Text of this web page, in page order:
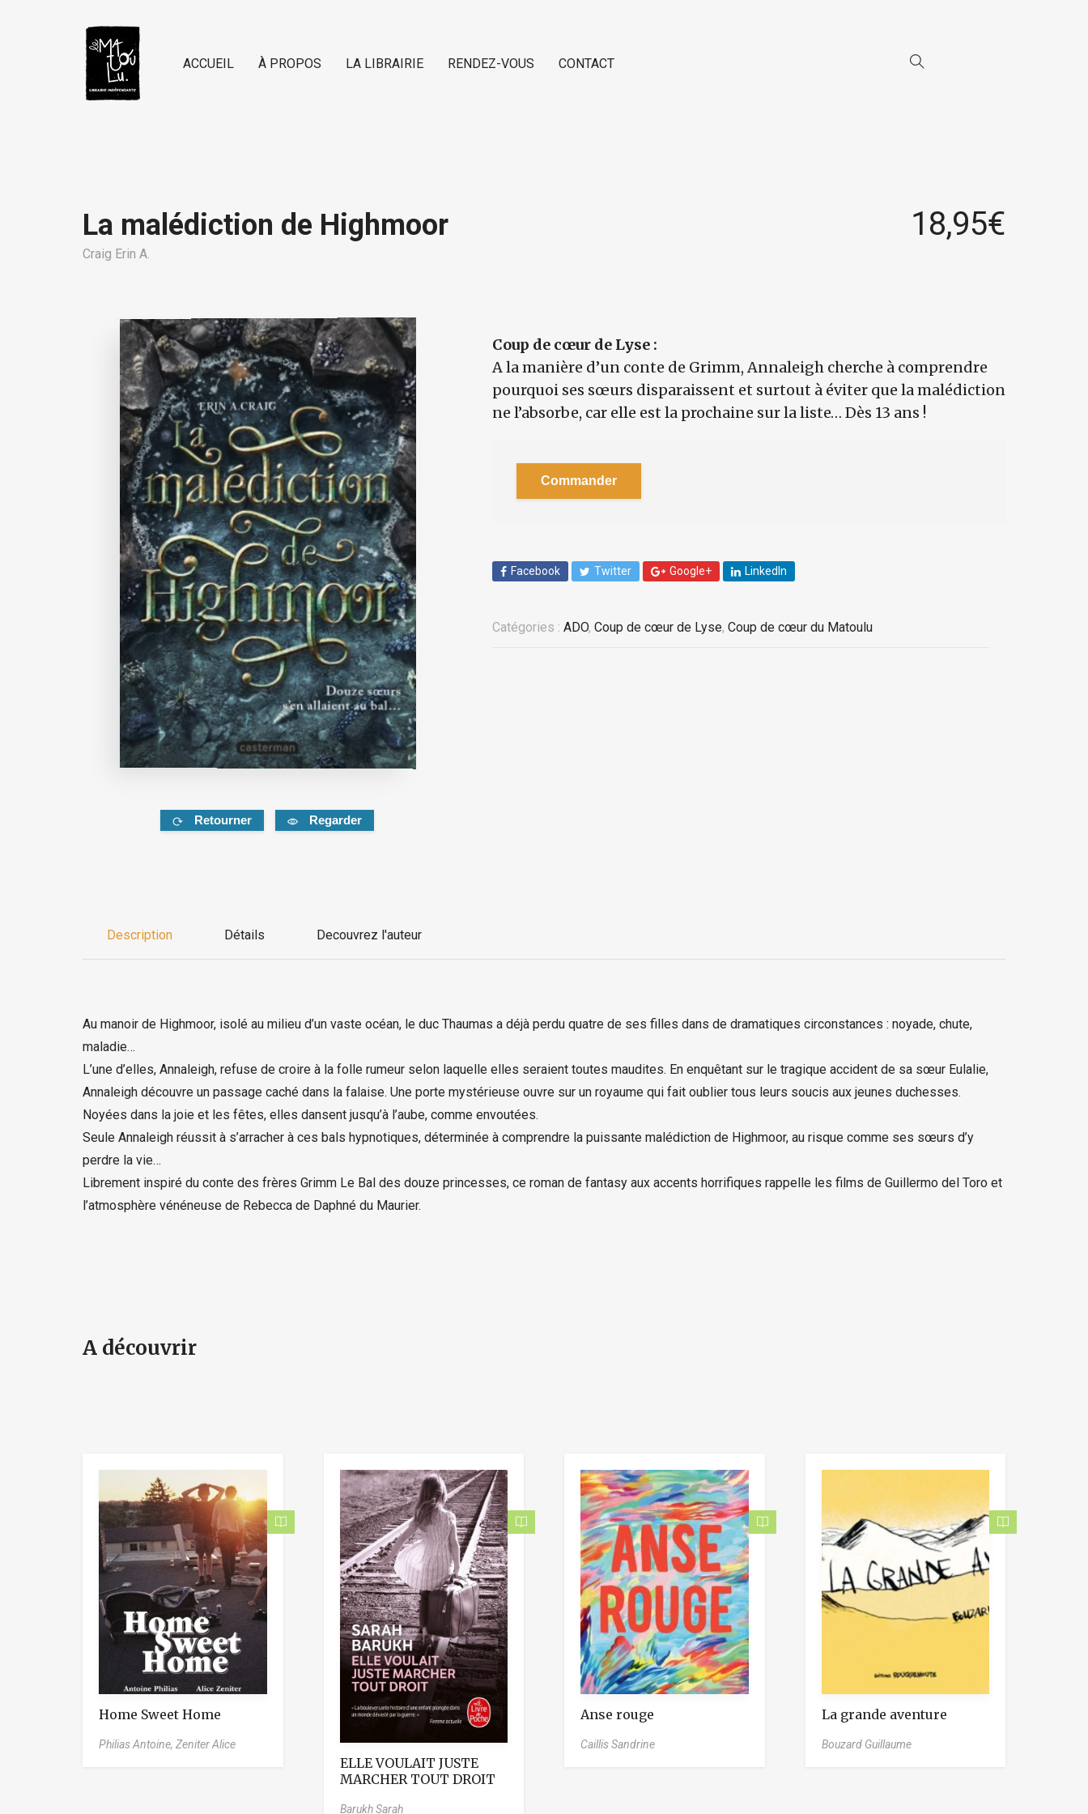
ACCUEIL À PROPOS LA LIBRAIRIE RENDEZ-VOUS CONTACT
La malédiction de Highmoor
Craig Erin A.
18,95€
Retourner Regarder
Coup de cœur de Lyse :
A la manière d’un conte de Grimm, Annaleigh cherche à comprendre
pourquoi ses sœurs disparaissent et surtout à éviter que la malédiction
ne l’absorbe, car elle est la prochaine sur la liste… Dès 13 ans !
Commander
Facebook Twitter Google+ LinkedIn
Catégories : ADO, Coup de cœur de Lyse, Coup de cœur du Matoulu
Description Détails Decouvrez l'auteur
Au manoir de Highmoor, isolé au milieu d’un vaste océan, le duc Thaumas a déjà perdu quatre de ses filles dans de dramatiques circonstances : noyade, chute,
maladie…
L’une d’elles, Annaleigh, refuse de croire à la folle rumeur selon laquelle elles seraient toutes maudites. En enquêtant sur le tragique accident de sa sœur Eulalie,
Annaleigh découvre un passage caché dans la falaise. Une porte mystérieuse ouvre sur un royaume qui fait oublier tous leurs soucis aux jeunes duchesses.
Noyées dans la joie et les fêtes, elles dansent jusqu’à l’aube, comme envoutées.
Seule Annaleigh réussit à s’arracher à ces bals hypnotiques, déterminée à comprendre la puissante malédiction de Highmoor, au risque comme ses sœurs d’y
perdre la vie…
Librement inspiré du conte des frères Grimm Le Bal des douze princesses, ce roman de fantasy aux accents horrifiques rappelle les films de Guillermo del Toro et
l’atmosphère vénéneuse de Rebecca de Daphné du Maurier.
A découvrir
Home Sweet Home
Philias Antoine, Zeniter Alice
ELLE VOULAIT JUSTE
MARCHER TOUT DROIT
Barukh Sarah
Anse rouge
Caillis Sandrine
La grande aventure
Bouzard Guillaume